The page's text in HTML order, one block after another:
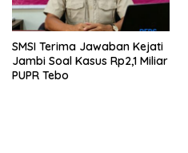
SMSI Terima Jawaban Kejati
Jambi Soal Kasus Rp2,1 Miliar
PUPR Tebo